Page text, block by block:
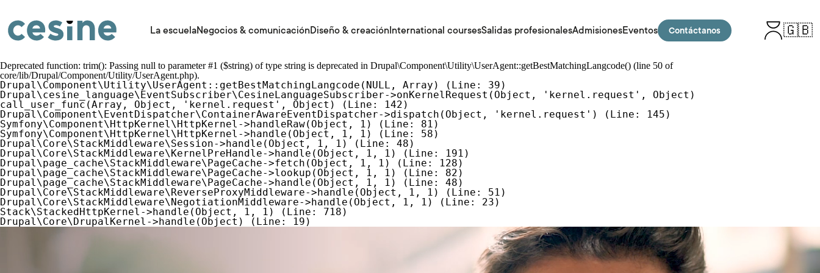
contenido
principal
La escuelaNegocios & comunicaciónDiseño & creaciónInternational coursesSalidas profesionalesAdmisionesEventos Contáctanos 🇬🇧
Mensaje
de
error
Deprecated function: trim(): Passing null to parameter #1 ($string) of type string is deprecated in Drupal\Component\Utility\UserAgent::getBestMatchingLangcode() (line 50 of
core/lib/Drupal/Component/Utility/UserAgent.php).
Drupal\Component\Utility\UserAgent::getBestMatchingLangcode(NULL, Array) (Line: 39)
Drupal\cesine_language\EventSubscriber\CesineLanguageSubscriber->onKernelRequest(Object, 'kernel.request', Object)
call_user_func(Array, Object, 'kernel.request', Object) (Line: 142)
Drupal\Component\EventDispatcher\ContainerAwareEventDispatcher->dispatch(Object, 'kernel.request') (Line: 145)
Symfony\Component\HttpKernel\HttpKernel->handleRaw(Object, 1) (Line: 81)
Symfony\Component\HttpKernel\HttpKernel->handle(Object, 1, 1) (Line: 58)
Drupal\Core\StackMiddleware\Session->handle(Object, 1, 1) (Line: 48)
Drupal\Core\StackMiddleware\KernelPreHandle->handle(Object, 1, 1) (Line: 191)
Drupal\page_cache\StackMiddleware\PageCache->fetch(Object, 1, 1) (Line: 128)
Drupal\page_cache\StackMiddleware\PageCache->lookup(Object, 1, 1) (Line: 82)
Drupal\page_cache\StackMiddleware\PageCache->handle(Object, 1, 1) (Line: 48)
Drupal\Core\StackMiddleware\ReverseProxyMiddleware->handle(Object, 1, 1) (Line: 51)
Drupal\Core\StackMiddleware\NegotiationMiddleware->handle(Object, 1, 1) (Line: 23)
Stack\StackedHttpKernel->handle(Object, 1, 1) (Line: 718)